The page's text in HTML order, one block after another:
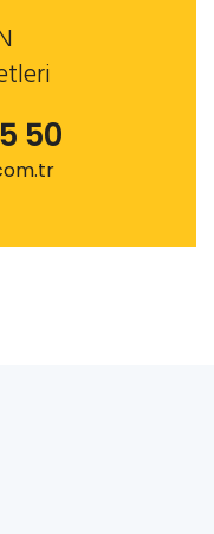
50